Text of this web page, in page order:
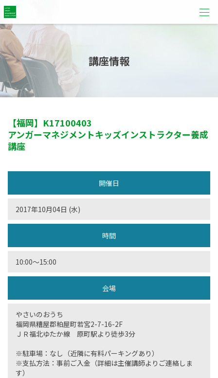
講座情報
【福岡】 K17100403
アンガーマネジメントキッズインストラクター養成
講座
開催日
2017年10月04日 (水)
時間
10:00〜15:00
会場
やさいのおうち
福岡県糟屋郡粕屋町若宮2-7-16-2F
ＪＲ福北ゆたか線 原町駅より徒歩3分
※駐車場：なし（近隣に有料パーキングあり）
※支払方法：事前ご入金（詳細は主催講師よりご連絡しま
す）